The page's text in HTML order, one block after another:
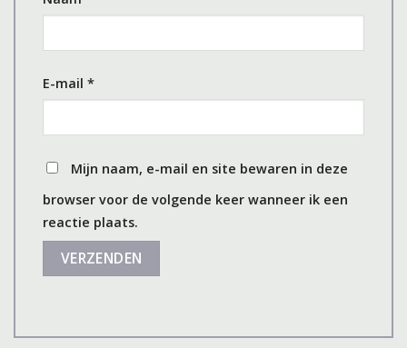
E-mail *
Mijn naam, e-mail en site bewaren in deze
browser voor de volgende keer wanneer ik een
reactie plaats.